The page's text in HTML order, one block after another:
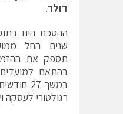
דולר.
ההסכם הינו
שנים החל
תספק את
בהתאם
במשך
רגולטורי